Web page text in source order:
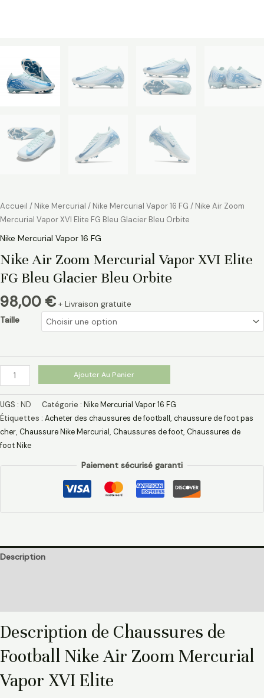
Accueil / Nike Mercurial / Nike Mercurial Vapor 16 FG / Nike Air Zoom
Mercurial Vapor XVI Elite FG Bleu Glacier Bleu Orbite
Nike Mercurial Vapor 16 FG
Nike Air Zoom Mercurial Vapor XVI Elite
FG Bleu Glacier Bleu Orbite
98,00 € + Livraison gratuite
Taille
Ajouter Au Panier
UGS : ND Catégorie : Nike Mercurial Vapor 16 FG
Étiquettes : Acheter des chaussures de football , chaussure de foot pas
cher​, Chaussure Nike Mercurial​ , Chaussures de foot, Chaussures de
foot Nike
Paiement sécurisé garanti
Description
Description de Chaussures de
Football Nike Air Zoom Mercurial
Vapor XVI Elite